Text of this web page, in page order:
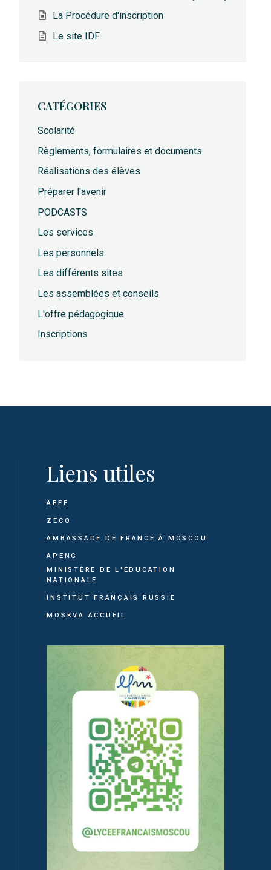
La Procédure d'inscription
Le site IDF
CATÉGORIES
Scolarité
Règlements, formulaires et documents
Réalisations des élèves
Préparer l'avenir
PODCASTS
Les services
Les personnels
Les différents sites
Les assemblées et conseils
L'offre pédagogique
Inscriptions
Liens utiles
AEFE
ZECO
AMBASSADE DE FRANCE À MOSCOU
APENG
MINISTÈRE DE L'ÉDUCATION
NATIONALE
INSTITUT FRANÇAIS RUSSIE
MOSKVA ACCUEIL